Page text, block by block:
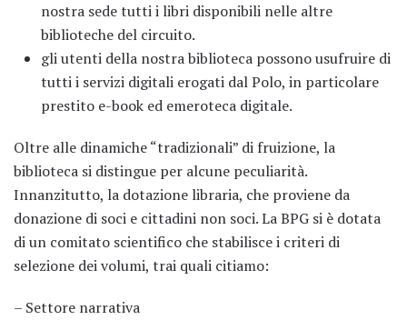
nostra sede tutti i libri disponibili nelle altre
biblioteche del circuito.
gli utenti della nostra biblioteca possono usufruire di
tutti i servizi digitali erogati dal Polo, in particolare
prestito e-book ed emeroteca digitale.
Oltre alle dinamiche “tradizionali” di fruizione, la
biblioteca si distingue per alcune peculiarità.
Innanzitutto, la dotazione libraria, che proviene da
donazione di soci e cittadini non soci. La BPG si è dotata
di un comitato scientifico che stabilisce i criteri di
selezione dei volumi, trai quali citiamo:
– Settore narrativa